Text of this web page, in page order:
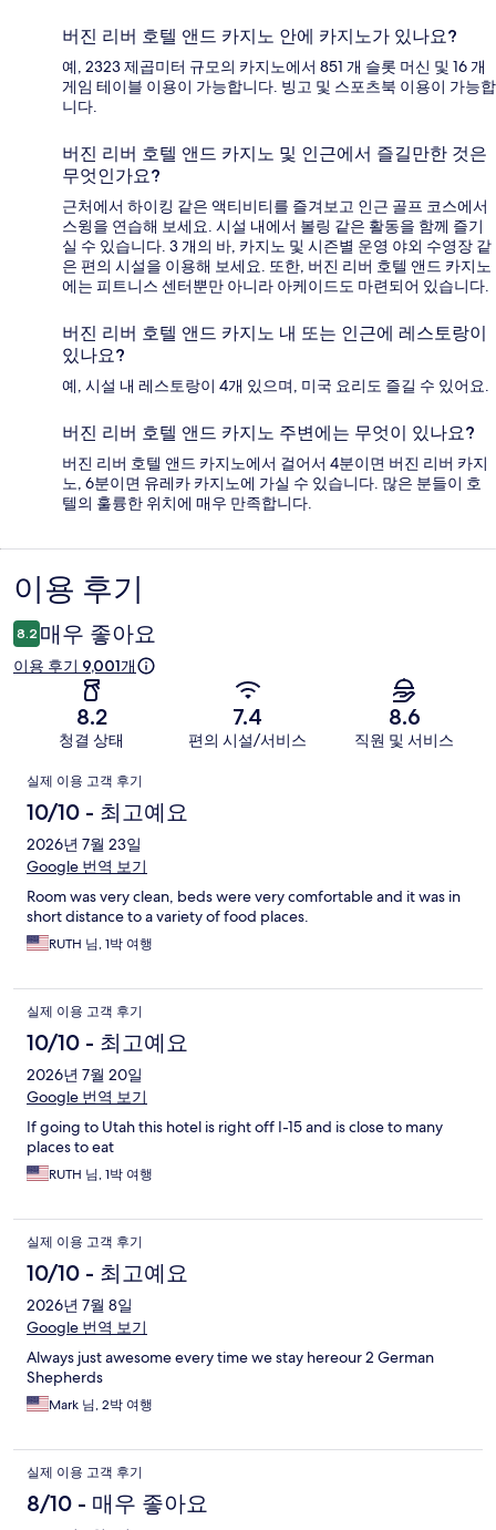
버진 리버 호텔 앤드 카지노 안에 카지노가 있나요?
예, 2323 제곱미터 규모의 카지노에서 851 개 슬롯 머신 및 16 개
게임 테이블 이용이 가능합니다. 빙고 및 스포츠북 이용이 가능합
니다.
버진 리버 호텔 앤드 카지노 및 인근에서 즐길만한 것은
무엇인가요?
근처에서 하이킹 같은 액티비티를 즐겨보고 인근 골프 코스에서
스윙을 연습해 보세요. 시설 내에서 볼링 같은 활동을 함께 즐기
실 수 있습니다. 3 개의 바, 카지노 및 시즌별 운영 야외 수영장 같
은 편의 시설을 이용해 보세요. 또한, 버진 리버 호텔 앤드 카지노
에는 피트니스 센터뿐만 아니라 아케이드도 마련되어 있습니다.
버진 리버 호텔 앤드 카지노 내 또는 인근에 레스토랑이
있나요?
예, 시설 내 레스토랑이 4개 있으며, 미국 요리도 즐길 수 있어요.
버진 리버 호텔 앤드 카지노 주변에는 무엇이 있나요?
버진 리버 호텔 앤드 카지노에서 걸어서 4분이면 버진 리버 카지
노, 6분이면 유레카 카지노에 가실 수 있습니다. 많은 분들이 호
텔의 훌륭한 위치에 매우 만족합니다.
이
용
후
이용 후기
8.2 매우 좋아요
이용 후기 9,001개
8.2
청결 상태
7.4
편의 시설/서비스
8.6
직원 및 서비스
이
용
후
기
실제 이용 고객 후기
10/10 - 최고예요
2026년 7월 23일
Google 번역 보기
Room was very clean, beds were very comfortable and it was in
short distance to a variety of food places.
RUTH 님, 1박 여행
실제 이용 고객 후기
10/10 - 최고예요
2026년 7월 20일
Google 번역 보기
If going to Utah this hotel is right off I-15 and is close to many
places to eat
RUTH 님, 1박 여행
실제 이용 고객 후기
10/10 - 최고예요
2026년 7월 8일
Google 번역 보기
Always just awesome every time we stay hereour 2 German
Shepherds
Mark 님, 2박 여행
실제 이용 고객 후기
8/10 - 매우 좋아요